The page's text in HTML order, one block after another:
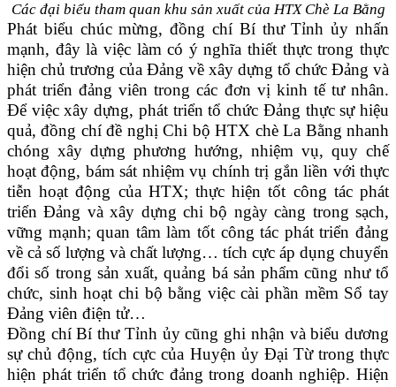
Các đại biểu tham quan khu sản xuất của HTX Chè La Bằng
Phát biểu chúc mừng, đồng chí Bí thư Tỉnh ủy nhấn
mạnh, đây là việc làm có ý nghĩa thiết thực trong thực
hiện chủ trương của Đảng về xây dựng tổ chức Đảng và
phát triển đảng viên trong các đơn vị kinh tế tư nhân.
Để việc xây dựng, phát triển tổ chức Đảng thực sự hiệu
quả, đồng chí đề nghị Chi bộ HTX chè La Bằng nhanh
chóng xây dựng phương hướng, nhiệm vụ, quy chế
hoạt động, bám sát nhiệm vụ chính trị gắn liền với thực
tiễn hoạt động của HTX; thực hiện tốt công tác phát
triển Đảng và xây dựng chi bộ ngày càng trong sạch,
vững mạnh; quan tâm làm tốt công tác phát triển đảng
về cả số lượng và chất lượng… tích cực áp dụng chuyển
đổi số trong sản xuất, quảng bá sản phẩm cũng như tổ
chức, sinh hoạt chi bộ bằng việc cài phần mềm Sổ tay
Đảng viên điện tử…
Đồng chí Bí thư Tỉnh ủy cũng ghi nhận và biểu dương
sự chủ động, tích cực của Huyện ủy Đại Từ trong thực
hiện phát triển tổ chức đảng trong doanh nghiệp. Hiện